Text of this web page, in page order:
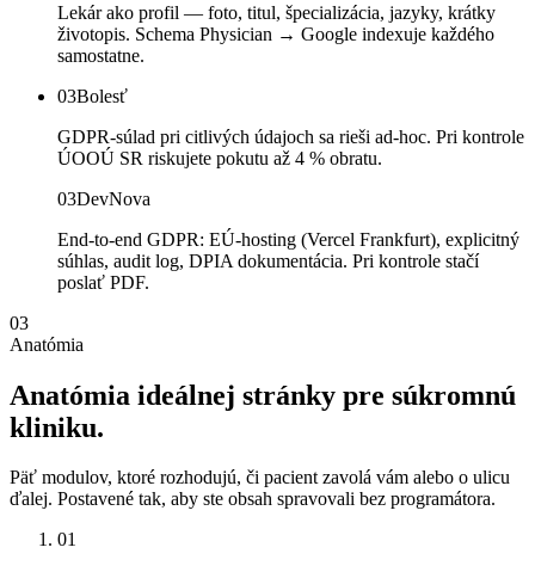
Lekár ako profil — foto, titul, špecializácia, jazyky, krátky
životopis. Schema Physician → Google indexuje každého
samostatne.
03Bolesť
GDPR-súlad pri citlivých údajoch sa rieši ad-hoc. Pri kontrole
ÚOOÚ SR riskujete pokutu až 4 % obratu.
03DevNova
End-to-end GDPR: EÚ-hosting (Vercel Frankfurt), explicitný
súhlas, audit log, DPIA dokumentácia. Pri kontrole stačí
poslať PDF.
03
Anatómia
Anatómia ideálnej stránky pre súkromnú
kliniku.
Päť modulov, ktoré rozhodujú, či pacient zavolá vám alebo o ulicu
ďalej. Postavené tak, aby ste obsah spravovali bez programátora.
01